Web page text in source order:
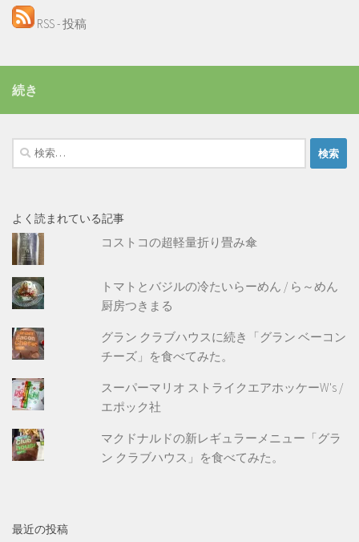
RSS - 投稿
続き
検
索:
よく読まれている記事
コストコの超軽量折り畳み傘
トマトとバジルの冷たいらーめん / ら～めん
厨房つきまる
グラン クラブハウスに続き「グラン ベーコン
チーズ」を食べてみた。
スーパーマリオ ストライクエアホッケーW's /
エポック社
マクドナルドの新レギュラーメニュー「グラ
ン クラブハウス」を食べてみた。
最近の投稿